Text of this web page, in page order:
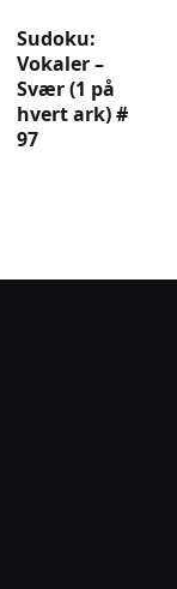
Sudoku:
Vokaler –
Svær (1 på
hvert ark) #
97